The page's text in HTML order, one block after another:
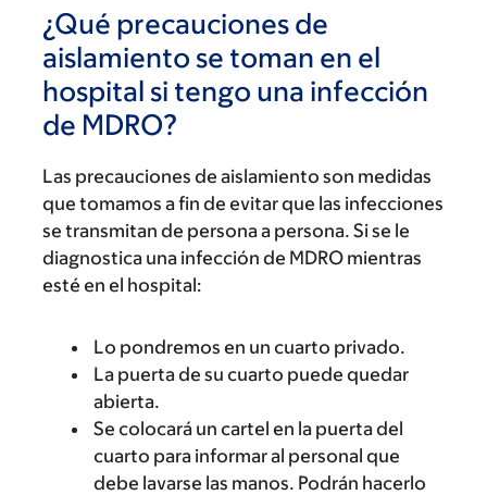
¿Qué precauciones de
aislamiento se toman en el
hospital si tengo una infección
de MDRO?
Las precauciones de aislamiento son medidas
que tomamos a fin de evitar que las infecciones
se transmitan de persona a persona. Si se le
diagnostica una infección de MDRO mientras
esté en el hospital:
Lo pondremos en un cuarto privado.
La puerta de su cuarto puede quedar
abierta.
Se colocará un cartel en la puerta del
cuarto para informar al personal que
debe lavarse las manos. Podrán hacerlo